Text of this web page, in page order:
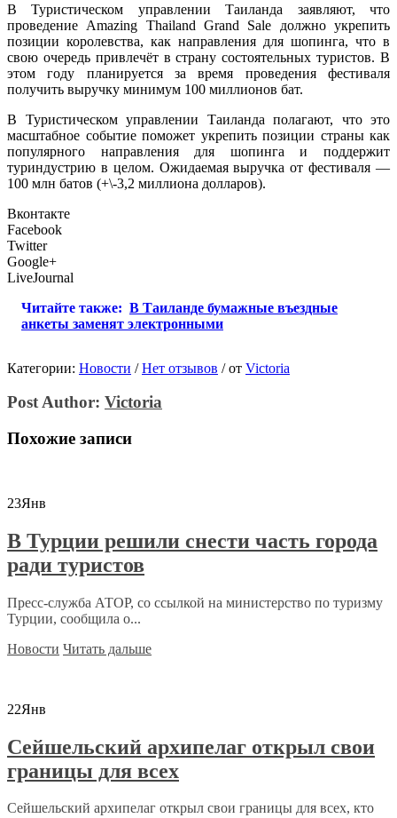
В Туристическом управлении Таиланда заявляют, что
проведение Amazing Thailand Grand Sale должно укрепить
позиции королевства, как направления для шопинга, что в
свою очередь привлечёт в страну состоятельных туристов. В
этом году планируется за время проведения фестиваля
получить выручку минимум 100 миллионов бат.
В Туристическом управлении Таиланда полагают, что это
масштабное событие поможет укрепить позиции страны как
популярного направления для шопинга и поддержит
туриндустрию в целом. Ожидаемая выручка от фестиваля —
100 млн батов (+\-3,2 миллиона долларов).
Вконтакте
Facebook
Twitter
Google+
LiveJournal
Читайте также: В Таиланде бумажные въездные
анкеты заменят электронными
Категории: Новости / Нет отзывов /от Victoria
Post Author: Victoria
Похожие записи
23Янв
В Турции решили снести часть города
ради туристов
Пресс-служба АТОР, со ссылкой на министерство по туризму
Турции, сообщила о...
Новости Читать дальше
22Янв
Сейшельский архипелаг открыл свои
границы для всех
Сейшельский архипелаг открыл свои границы для всех, кто